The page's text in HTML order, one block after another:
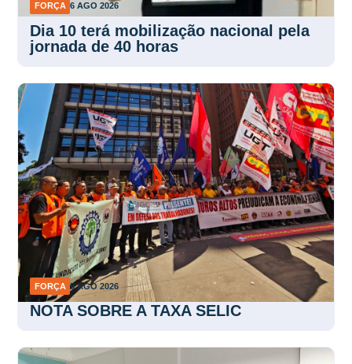
FORÇA 6 AGO 2026
Dia 10 terá mobilização nacional pela
jornada de 40 horas
FORÇA 5 AGO 2026
NOTA SOBRE A TAXA SELIC